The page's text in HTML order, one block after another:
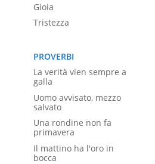
Gioia
Tristezza
PROVERBI
La verità vien sempre a
galla
Uomo avvisato, mezzo
salvato
Una rondine non fa
primavera
Il mattino ha l'oro in
bocca